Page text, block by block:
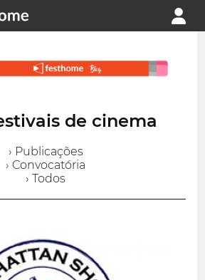
de cinema
› Publicações
› Convocatória
› Todos